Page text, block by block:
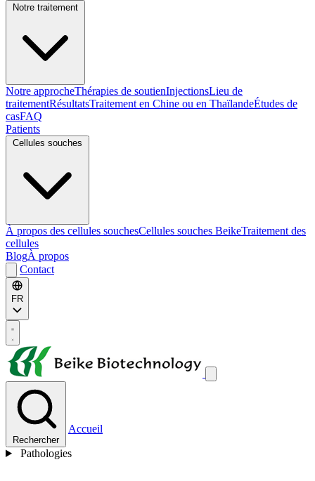
Notre approcheThérapies de soutienInjectionsLieu de
traitementRésultatsTraitement en Chine ou en ThaïlandeÉtudes de
casFAQ
Patients
À propos des cellules souchesCellules souches BeikeTraitement des
cellules
BlogÀ propos
Contact
FR
Rechercher
Accueil
Pathologies